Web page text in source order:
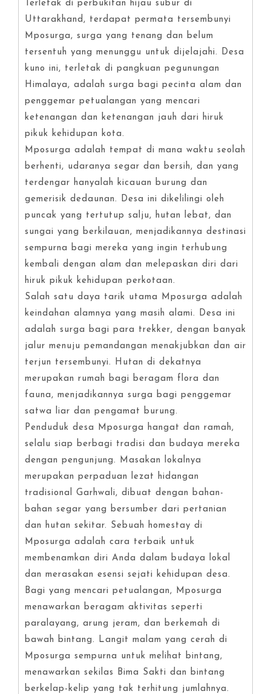
Terletak di perbukitan hijau subur di
Uttarakhand, terdapat permata tersembunyi
Mposurga, surga yang tenang dan belum
tersentuh yang menunggu untuk dijelajahi. Desa
kuno ini, terletak di pangkuan pegunungan
Himalaya, adalah surga bagi pecinta alam dan
penggemar petualangan yang mencari
ketenangan dan ketenangan jauh dari hiruk
pikuk kehidupan kota.
Mposurga adalah tempat di mana waktu seolah
berhenti, udaranya segar dan bersih, dan yang
terdengar hanyalah kicauan burung dan
gemerisik dedaunan. Desa ini dikelilingi oleh
puncak yang tertutup salju, hutan lebat, dan
sungai yang berkilauan, menjadikannya destinasi
sempurna bagi mereka yang ingin terhubung
kembali dengan alam dan melepaskan diri dari
hiruk pikuk kehidupan perkotaan.
Salah satu daya tarik utama Mposurga adalah
keindahan alamnya yang masih alami. Desa ini
adalah surga bagi para trekker, dengan banyak
jalur menuju pemandangan menakjubkan dan air
terjun tersembunyi. Hutan di dekatnya
merupakan rumah bagi beragam flora dan
fauna, menjadikannya surga bagi penggemar
satwa liar dan pengamat burung.
Penduduk desa Mposurga hangat dan ramah,
selalu siap berbagi tradisi dan budaya mereka
dengan pengunjung. Masakan lokalnya
merupakan perpaduan lezat hidangan
tradisional Garhwali, dibuat dengan bahan-
bahan segar yang bersumber dari pertanian
dan hutan sekitar. Sebuah homestay di
Mposurga adalah cara terbaik untuk
membenamkan diri Anda dalam budaya lokal
dan merasakan esensi sejati kehidupan desa.
Bagi yang mencari petualangan, Mposurga
menawarkan beragam aktivitas seperti
paralayang, arung jeram, dan berkemah di
bawah bintang. Langit malam yang cerah di
Mposurga sempurna untuk melihat bintang,
menawarkan sekilas Bima Sakti dan bintang
berkelap-kelip yang tak terhitung jumlahnya.